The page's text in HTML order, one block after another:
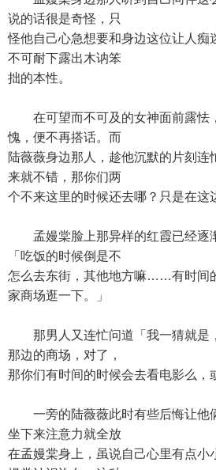
说的话很是奇怪，只
怪他自己心急想要和身边这位让人痴
不可耐下露出木讷笨
拙的本性。
在可望而不可及的女神面前露怯
愧，便不再搭话。而
陆薇薇身边那人，趁他沉默的片刻连
来就不错，那你们两
个不来这里的时候还去哪？只是在这
孟嫚棠脸上那异样的红霞已经逐
「吃饭的时候倒是不
怎么去东街，其他地方嘛……有时间
家商场逛一下。」
那男人又连忙问道「我一猜就是
那边的商场，对了，
那你们有时间的时候会去看电影么，
一旁的陆薇薇此时有些后悔让他
坐下来注意力就全放
在孟嫚棠身上，虽说自己心里有点小